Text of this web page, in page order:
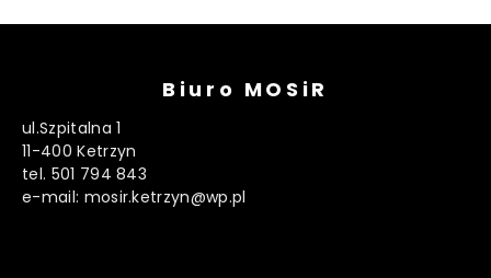
Biuro MOSiR
ul.Szpitalna 1
11-400 Ketrzyn
tel. 501 794 843
e-mail: mosir.ketrzyn@wp.pl